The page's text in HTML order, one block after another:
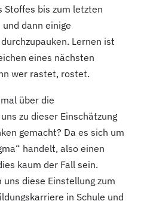
Stoffes bis zum letzten
dann einige
Lernen ist
eines nächsten
wer rastet, rostet.
über die
zu dieser Einschätzung
gemacht? Da es sich um
handelt, also einen
kaum der Fall sein.
diese Einstellung zum
in Schule und